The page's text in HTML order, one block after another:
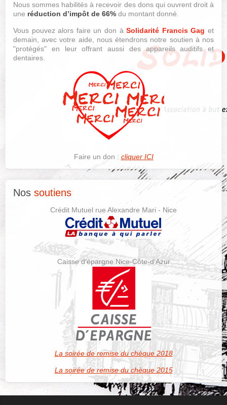
Nous sommes habilités à recevoir des dons qui ouvrent droit à
une réduction d’impôt de 66% du montant donné.
Vous pouvez alors faire un don àSolidarité Francis Gag et
demain, avec votre aide, nous étendrons notre soutien à nos
"protégés" en leur offrant aussi des appareils auditifs et
dentaires.
Faire un don : cliquer ICI
Nos soutiens
Crédit Mutuel rue Alexandre Mari - Nice
Caisse d'épargne Nice-Côte-d'Azur
La soirée de remise du chèque 2018
La soirée de remise du chèque 2015